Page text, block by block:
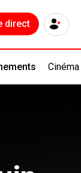
Cinéma
direct